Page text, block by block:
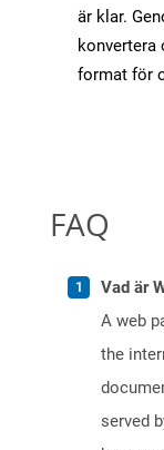
är klar.
konvertera
format för
FAQ
Vad är
A web
the
served